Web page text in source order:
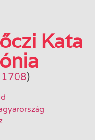
Kata
1708)